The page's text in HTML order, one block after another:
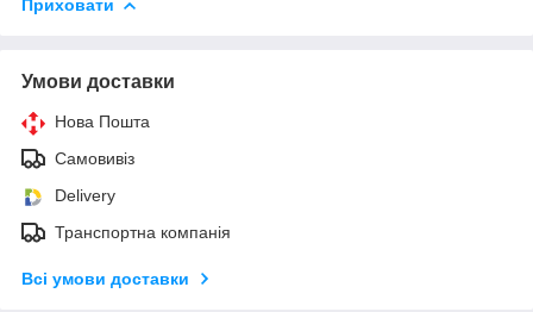
Приховати
Умови доставки
Нова Пошта
Самовивіз
Delivery
Транспортна компанія
Всі умови доставки